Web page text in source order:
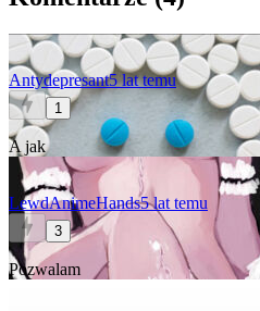
Antydepresant5 lat temu
1
A jak
LewdAnimeHands5 lat temu
3
Pozwalam